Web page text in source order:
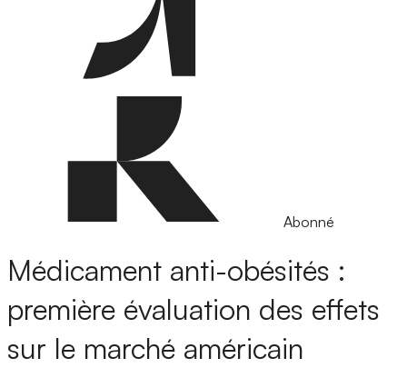
Abonné
Médicament anti-obésités :
première évaluation des effets
sur le marché américain